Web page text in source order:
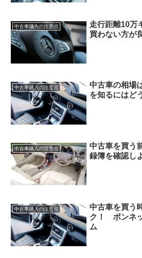
中古車購入の注意点
走行距離10万
買わない方が
中古車購入の注意点
中古車の相場
を知るにはど
中古車購入の注意点
中古車を買う
録簿を確認し
中古車購入の注意点
中古車を買う
ク！ ボンネ
ム